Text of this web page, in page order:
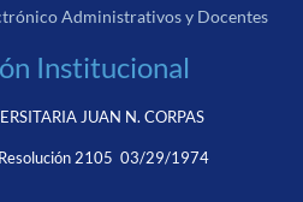
Administrativos y Docentes
Institucional
JUAN N. CORPAS
Resolución 2105 03/29/1974